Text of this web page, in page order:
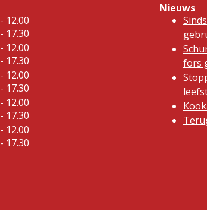
tot
- 12.00
tot
- 17.30
tot
- 12.00
tot
- 17.30
tot
- 12.00
tot
- 17.30
tot
- 12.00
tot
- 17.30
tot
- 12.00
tot
- 17.30
Nieuws
fors